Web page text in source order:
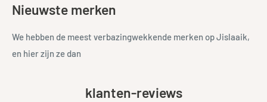
Nieuwste merken
We hebben de meest verbazingwekkende merken op Jislaaik,
en hier zijn ze dan
klanten-reviews